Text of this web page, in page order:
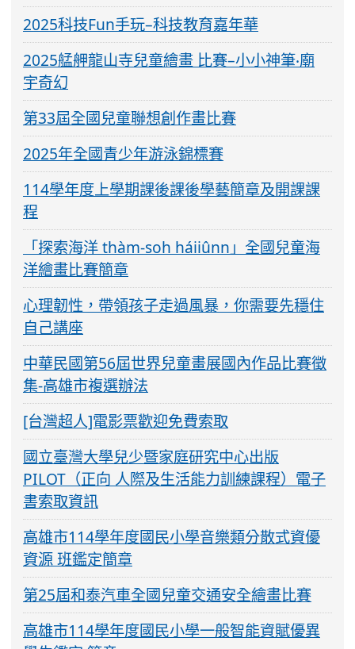
2025科技Fun手玩–科技教育嘉年華
2025艋舺龍山寺兒童繪畫 比賽–小小神筆‧廟
宇奇幻
第33屆全國兒童聯想創作畫比賽
2025年全國青少年游泳錦標賽
114學年度上學期課後課後學藝簡章及開課課
程
「探索海洋 thàm-soh háiiûnn」全國兒童海
洋繪畫比賽簡章
心理韌性，帶領孩子走過風暴，你需要先穩住
自己講座
中華民國第56屆世界兒童畫展國內作品比賽徵
集-高雄市複選辦法
[台灣超人]電影票歡迎免費索取
國立臺灣大學兒少暨家庭研究中心出版
PILOT（正向 人際及生活能力訓練課程）電子
書索取資訊
高雄市114學年度國民小學音樂類分散式資優
資源 班鑑定簡章
第25屆和泰汽車全國兒童交通安全繪畫比賽
高雄市114學年度國民小學一般智能資賦優異